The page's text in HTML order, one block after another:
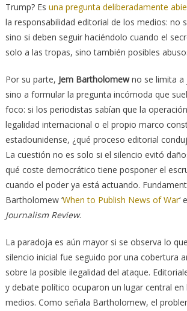
Trump? Es una pregunta deliberadamente
la responsabilidad editorial de los medios: no
sino si deben seguir haciéndolo cuando el
solo a las tropas, sino también posibles
Por su parte, Jem Bartholomewno se limita a
sino a formular la pregunta incómoda que
foco: si los periodistas sabían que la
legalidad internacional o el propio marco
estadounidense, ¿qué proceso editorial
La cuestión no es solo si el silencio evitó
qué coste democrático tiene posponer el
cuando el poder ya está actuando.
Bartholomew ‘When to Publish News of War‘
Journalism Review.
La paradoja es aún mayor si se observa lo
silencio inicial fue seguido por una cobertura
sobre la posible ilegalidad del ataque.
y debate político ocuparon un lugar central en
medios. Como señala Bartholomew, el